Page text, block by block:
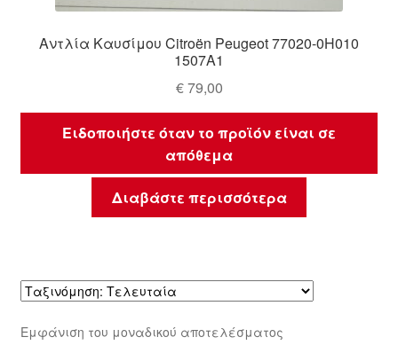
Αντλία Καυσίμου Citroën Peugeot 77020-0H010
1507A1
€79,00
Ειδοποιήστε όταν το προϊόν είναι σε
απόθεμα
Διαβάστε περισσότερα
Εμφάνιση του μοναδικού αποτελέσματος